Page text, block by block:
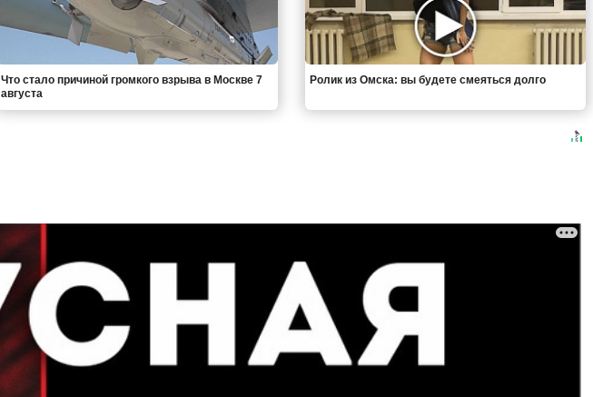
Что стало причиной громкого взрыва в Москве 7
августа
Ролик из Омска: вы будете смеяться долго